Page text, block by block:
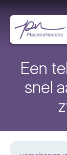
en
naar
de
gaanEen
snel